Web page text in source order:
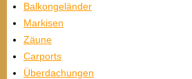
Balkongeländer
Markisen
Zäune
Carports
Überdachungen